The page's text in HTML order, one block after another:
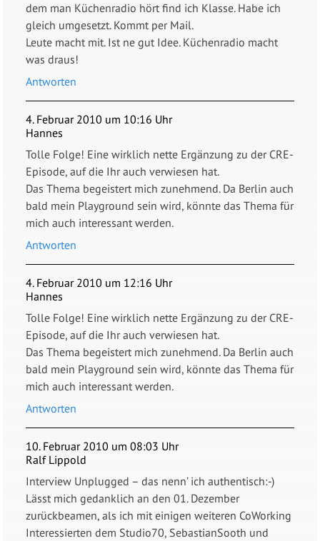
dem man Küchenradio hört find ich Klasse. Habe ich
gleich umgesetzt. Kommt per Mail.
Leute macht mit. Ist ne gut Idee. Küchenradio macht
was draus!
Antworten
4. Februar 2010 um 10:16 Uhr
Hannes
Tolle Folge! Eine wirklich nette Ergänzung zu der CRE-
Episode, auf die Ihr auch verwiesen hat.
Das Thema begeistert mich zunehmend. Da Berlin auch
bald mein Playground sein wird, könnte das Thema für
mich auch interessant werden.
Antworten
4. Februar 2010 um 12:16 Uhr
Hannes
Tolle Folge! Eine wirklich nette Ergänzung zu der CRE-
Episode, auf die Ihr auch verwiesen hat.
Das Thema begeistert mich zunehmend. Da Berlin auch
bald mein Playground sein wird, könnte das Thema für
mich auch interessant werden.
Antworten
10. Februar 2010 um 08:03 Uhr
Ralf Lippold
Interview Unplugged – das nenn’ ich authentisch:-)
Lässt mich gedanklich an den 01. Dezember
zurückbeamen, als ich mit einigen weiteren CoWorking
Interessierten dem Studio70, SebastianSooth und